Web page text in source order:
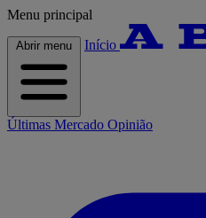
Menu principal
Abrir menu Início
Últimas Mercado Opinião